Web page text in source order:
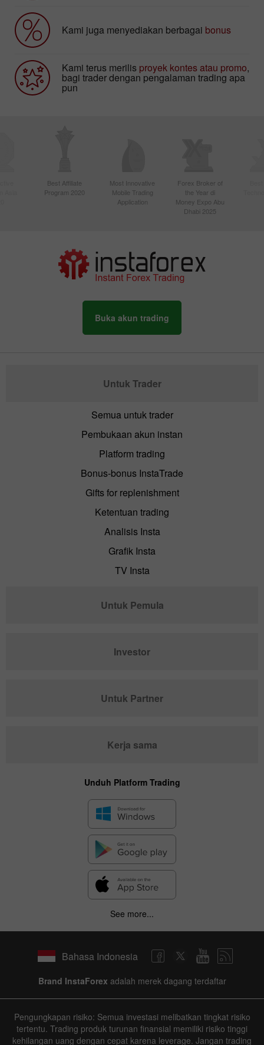
Kami juga menyediakan berbagai bonus
Kami terus merilis proyek kontes atau promo,
bagi trader dengan pengalaman trading apa
pun
Best Affiliate
Program 2020
Most Innovative
Mobile Trading
Application
Forex Broker of
the Year di
Money Expo Abu
Dhabi 2025
Buka akun trading
Untuk Trader
Semua untuk trader
Pembukaan akun instan
Platform trading
Bonus-bonus InstaTrade
Gifts for replenishment
Ketentuan trading
Analisis Insta
Grafik Insta
TV Insta
Untuk Pemula
Investor
Untuk Partner
Kerja sama
Unduh Platform Trading
See more...
Bahasa Indonesia
Brand InstaForex adalah merek dagang terdaftar
Pengungkapan risiko: Semua investasi melibatkan tingkat risiko
tertentu. Trading produk turunan finansial memiliki risiko tinggi
kehilangan uang dengan cepat karena leverage. Jangan trading